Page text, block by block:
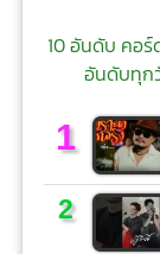
10 อันดับ คอร์
อันดับทุก
1
2